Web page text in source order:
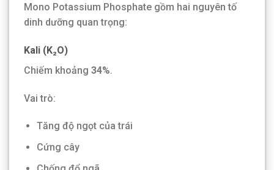
Mono Potassium Phosphate gồm hai nguyên tố
dinh dưỡng quan trọng:
Kali (K₂O)
Chiếm khoảng 34%.
Vai trò:
Tăng độ ngọt của trái
Cứng cây